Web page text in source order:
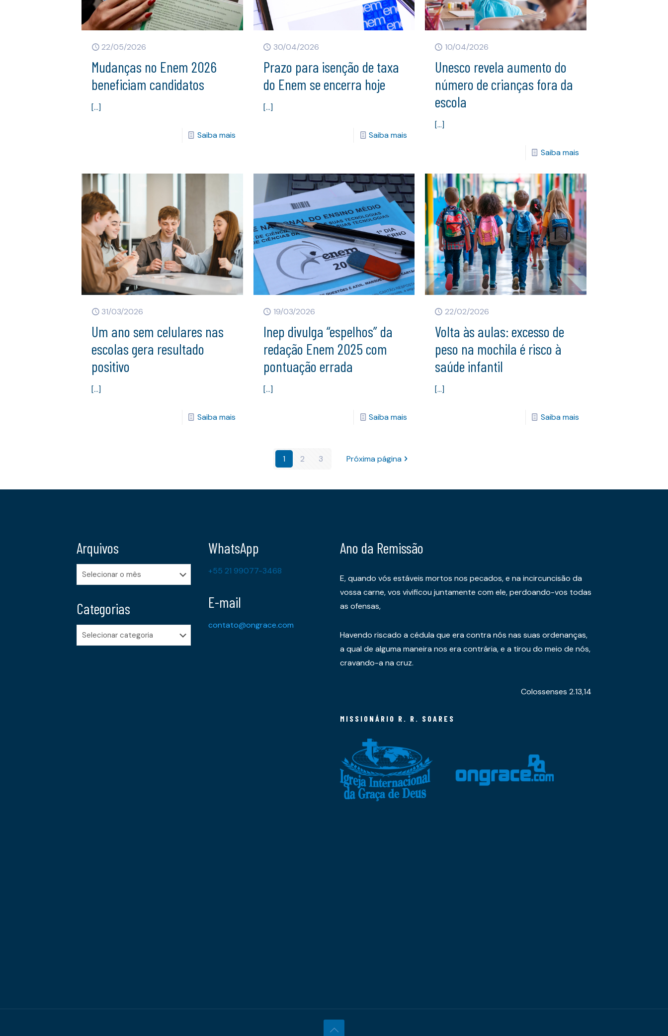
22/05/2026
Mudanças no Enem 2026
beneficiam candidatos
[…]
Saiba mais
30/04/2026
Prazo para isenção de taxa
do Enem se encerra hoje
[…]
Saiba mais
10/04/2026
Unesco revela aumento do
número de crianças fora da
escola
[…]
Saiba mais
31/03/2026
Um ano sem celulares nas
escolas gera resultado
positivo
[…]
Saiba mais
19/03/2026
Inep divulga “espelhos” da
redação Enem 2025 com
pontuação errada
[…]
Saiba mais
22/02/2026
Volta às aulas: excesso de
peso na mochila é risco à
saúde infantil
[…]
Saiba mais
1 2 3 Próxima página
Arquivos
Arquivos
Categorias
Categorias
WhatsApp
+55 21 99077-3468
E-mail
contato@ongrace.com
Ano da Remissão
E, quando vós estáveis mortos nos pecados, e na incircuncisão da
vossa carne, vos vivificou juntamente com ele, perdoando-vos todas
as ofensas,
Havendo riscado a cédula que era contra nós nas suas ordenanças,
a qual de alguma maneira nos era contrária, e a tirou do meio de nós,
cravando-a na cruz.
Colossenses 2.13,14
MISSIONÁRIO R. R. SOARES